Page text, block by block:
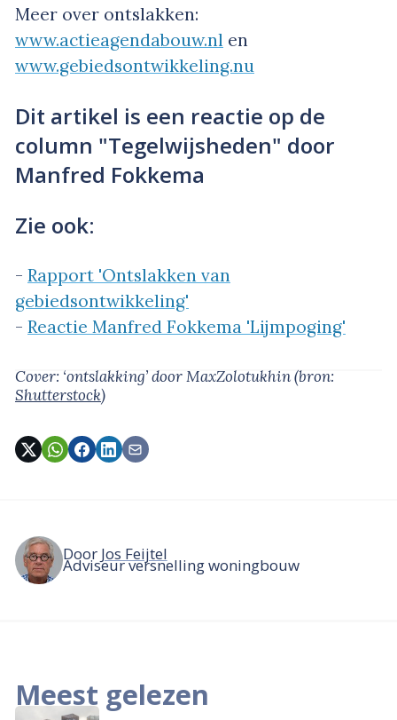
Meer over ontslakken:
www.actieagendabouw.nl en
www.gebiedsontwikkeling.nu
Dit artikel is een reactie op de
column "Tegelwijsheden" door
Manfred Fokkema
Zie ook:
- Rapport 'Ontslakken van
gebiedsontwikkeling'
- Reactie Manfred Fokkema 'Lijmpoging'
Cover: ‘ontslakking’door MaxZolotukhin(bron:
Shutterstock)
Door Jos Feijtel
Adviseur versnelling woningbouw
Meest gelezen